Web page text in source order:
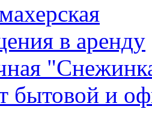
в аренду
бытовой и